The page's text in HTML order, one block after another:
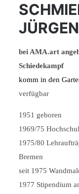
JÜRGEN
bei AMA.art
Schiedekampf
komm in den
verfügbar
1951 geboren
1969/75
1975/80
Bremen
seit 1975
1977 Stipendium